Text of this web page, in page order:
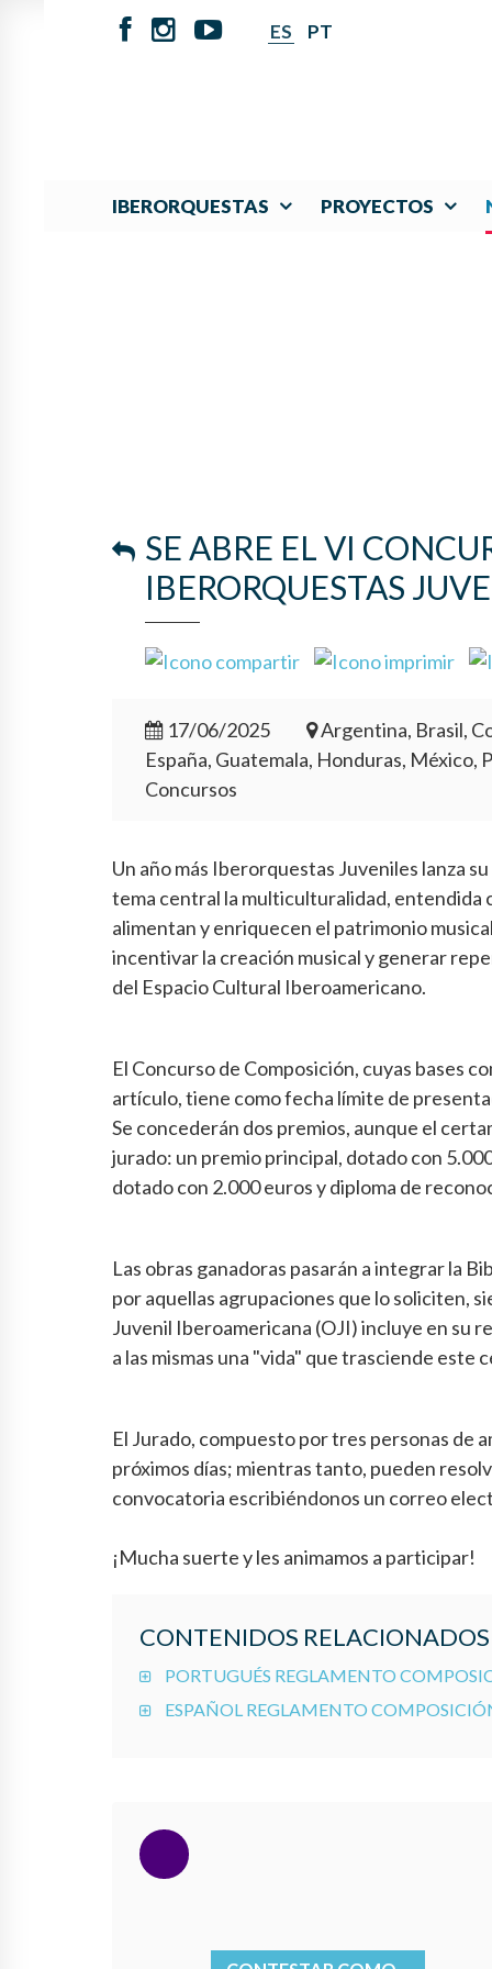
ES PT
IBERORQUESTAS PROYECTOS
SE ABRE EL VI
IBERORQUESTAS
17/06/2025
Argentina, Brasil,
España, Guatemala, Honduras, México,
Concursos
Un año más Iberorquestas Juveniles lanza
tema central la multiculturalidad, entendida
alimentan y enriquecen el patrimonio
incentivar la creación musical y generar
del Espacio Cultural Iberoamericano.
El Concurso de Composición, cuyas bases
artículo, tiene como fecha límite de
Se concederán dos premios, aunque el
jurado: un premio principal, dotado con
dotado con 2.000 euros y diploma de
Las obras ganadoras pasarán a integrar la
por aquellas agrupaciones que lo soliciten,
Juvenil Iberoamericana (OJI) incluye en su
a las mismas una "vida" que trasciende este
El Jurado, compuesto por tres personas de
próximos días; mientras tanto, pueden
convocatoria escribiéndonos un correo
¡Mucha suerte y les animamos a participar!
CONTENIDOS RELACIONADOS
PORTUGUÉS REGLAMENTO
ESPAÑOL REGLAMENTO